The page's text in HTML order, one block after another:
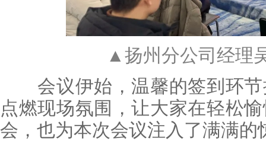
▲扬州分公司经理
会议伊始，温馨的签到环节
点燃现场氛围，让大家在轻松
会，也为本次会议注入了满满的